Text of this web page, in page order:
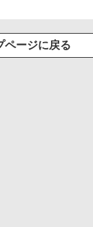
ページに戻る